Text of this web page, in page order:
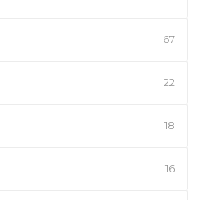
67
22
18
16